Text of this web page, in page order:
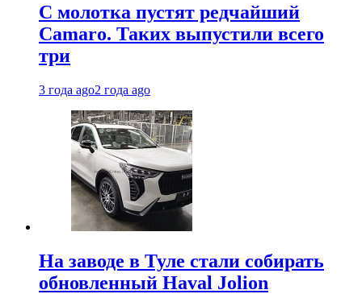
С молотка пустят редчайший
Camaro. Таких выпустили всего
три
3 года ago2 года ago
На заводе в Туле стали собирать
обновленный Haval Jolion